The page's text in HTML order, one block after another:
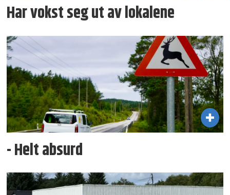
Har vokst seg ut av lokalene
- Helt absurd